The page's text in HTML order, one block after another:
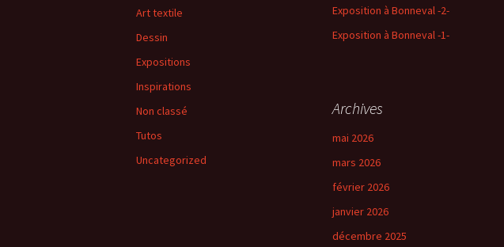
Exposition à Bonneval -2-
Exposition à Bonneval -1-
Art textile
Dessin
Expositions
Inspirations
Non classé
Tutos
Uncategorized
Archives
mai 2026
mars 2026
février 2026
janvier 2026
décembre 2025